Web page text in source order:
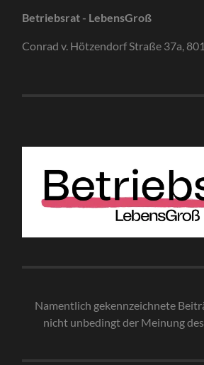
Betriebsrat - LebensGroß
Conrad v. Hötzendorf Straße 37a,
Namentlich gekennzeichnete
nicht unbedingt der Meinung